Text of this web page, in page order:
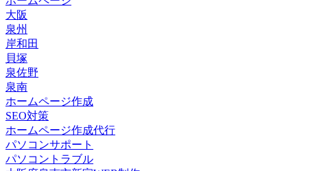
大阪
泉州
岸和田
貝塚
泉佐野
泉南
ホームページ作成
SEO対策
ホームページ作成代行
パソコンサポート
パソコントラブル